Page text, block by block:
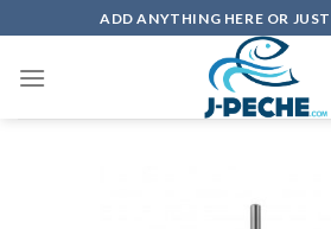
to
content
ADD ANYTHING HERE OR